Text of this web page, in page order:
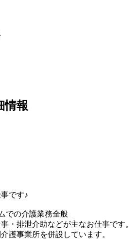
情報
です♪
での介護業務全般
・排泄介助などが主なお仕事です。
護事業所を併設しています。